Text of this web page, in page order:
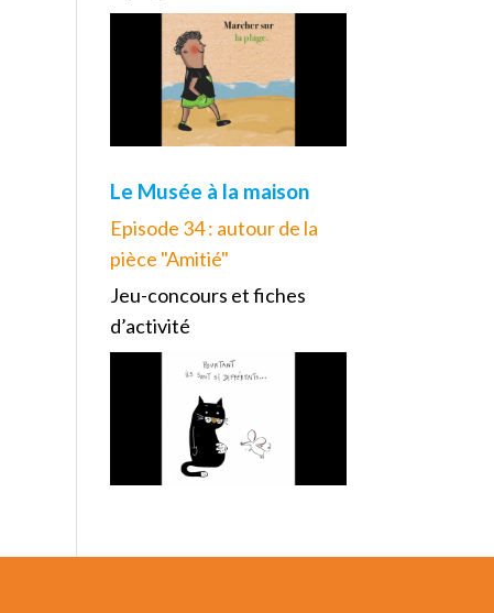
Le Musée à la maison
Episode 34 : autour de la
pièce "Amitié"
Jeu-concours et fiches
d’activité